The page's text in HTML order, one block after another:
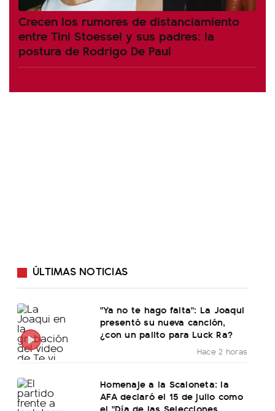
Crecen los rumores de distanciamiento
entre Tini Stoessel y sus padres: la
postura de Rodrigo De Paul
ÚLTIMAS NOTICIAS
"Ya no te hago falta": La Joaqui
presentó su nueva canción,
¿con un palito para Luck Ra?
Hace 2 horas
Homenaje a la Scaloneta: la
AFA declaró el 15 de julio como